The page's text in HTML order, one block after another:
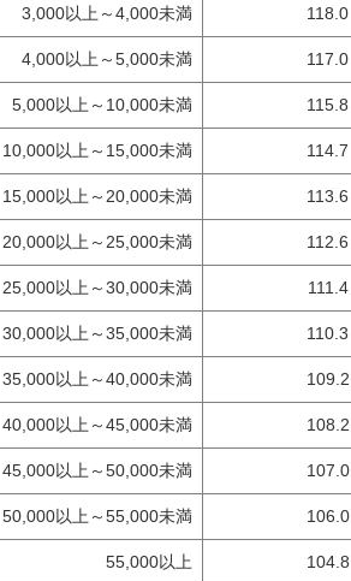
3,000以上～4,000未満 118.0
4,000以上～5,000未満 117.0
5,000以上～10,000未満 115.8
10,000以上～15,000未満 114.7
15,000以上～20,000未満 113.6
20,000以上～25,000未満 112.6
25,000以上～30,000未満 111.4
30,000以上～35,000未満 110.3
35,000以上～40,000未満 109.2
40,000以上～45,000未満 108.2
45,000以上～50,000未満 107.0
50,000以上～55,000未満 106.0
55,000以上 104.8